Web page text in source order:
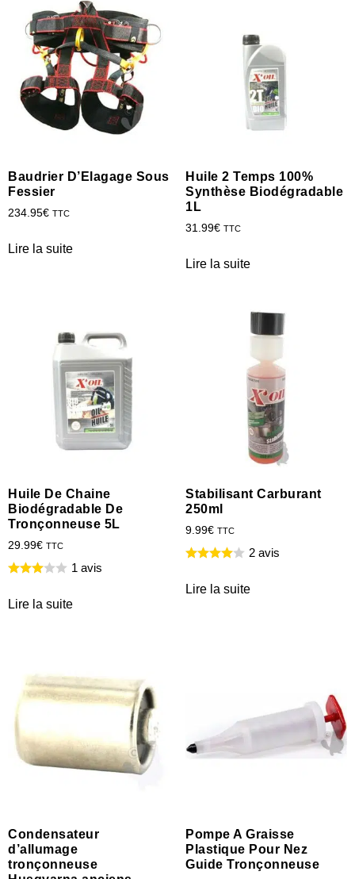
Baudrier D’Elagage Sous
Fessier
234.95€ TTC
Lire la suite
Huile 2 Temps 100%
Synthèse Biodégradable
1L
31.99€ TTC
Lire la suite
Huile De Chaine
Biodégradable De
Tronçonneuse 5L
29.99€ TTC
1 avis
Lire la suite
Stabilisant Carburant
250ml
9.99€ TTC
2 avis
Lire la suite
Condensateur
d’allumage
tronçonneuse
Pompe A Graisse
Plastique Pour Nez
Guide Tronçonneuse